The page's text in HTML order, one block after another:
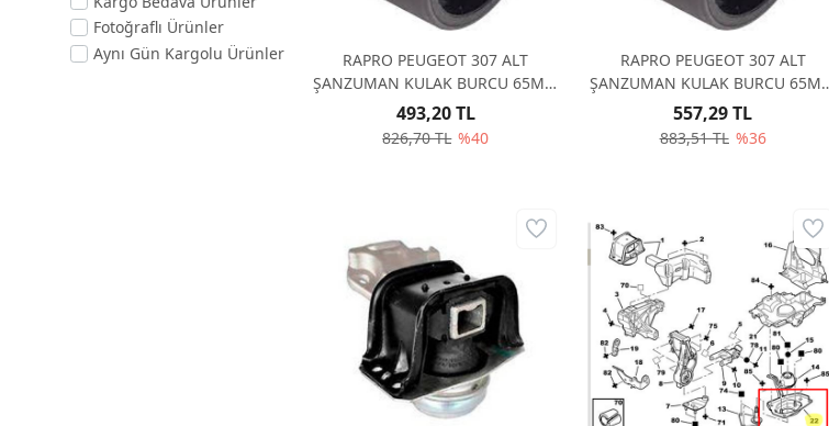
Fotoğraflı Ürünler
Aynı Gün Kargolu Ürünler
RAPRO PEUGEOT 307 ALT
ŞANZUMAN KULAK BURCU 65MM
1807.57RAPRO 59760
826,70 TL %40
493,20 TL
RAPRO PEUGEOT 307 ALT
ŞANZUMAN KULAK BURCU
1807.57RAPRO 59760
883,51 TL %36
557,29 TL